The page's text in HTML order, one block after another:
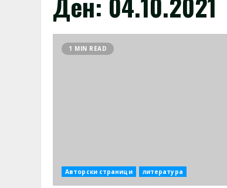
1 MIN READ
Авторски страници литература